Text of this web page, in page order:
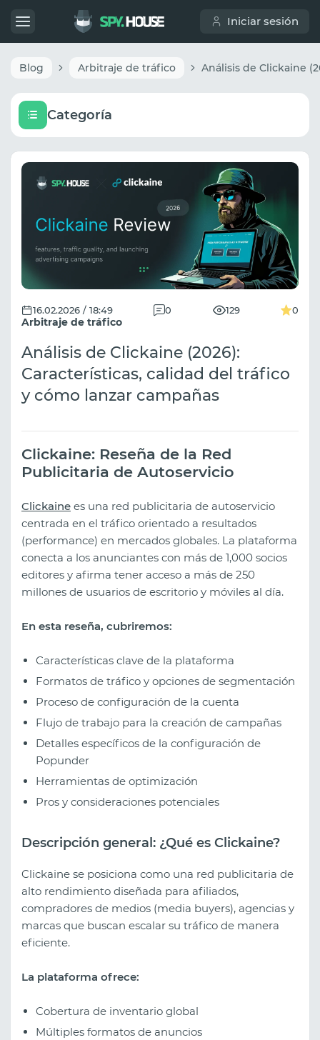
Iniciar sesión
Blog Arbitraje de tráfico
Categoría
Arbitraje de tráfico
16.02.2026 / 18:49 0 129 0
Análisis de Clickaine (2026):
Características, calidad del tráfico
y cómo lanzar campañas
Clickaine: Reseña de la Red
Publicitaria de Autoservicio
Clickaine es una red publicitaria de autoservicio
centrada en el tráfico orientado a resultados
(performance) en mercados globales. La plataforma
conecta a los anunciantes con más de 1,000 socios
editores y afirma tener acceso a más de 250
millones de usuarios de escritorio y móviles al día.
En esta reseña, cubriremos:
Características clave de la plataforma
Formatos de tráfico y opciones de segmentación
Proceso de configuración de la cuenta
Flujo de trabajo para la creación de campañas
Detalles específicos de la configuración de
Popunder
Herramientas de optimización
Pros y consideraciones potenciales
Descripción general: ¿Qué es Clickaine?
Clickaine se posiciona como una red publicitaria de
alto rendimiento diseñada para afiliados,
compradores de medios (media buyers), agencias y
marcas que buscan escalar su tráfico de manera
eficiente.
La plataforma ofrece:
Cobertura de inventario global
Múltiples formatos de anuncios